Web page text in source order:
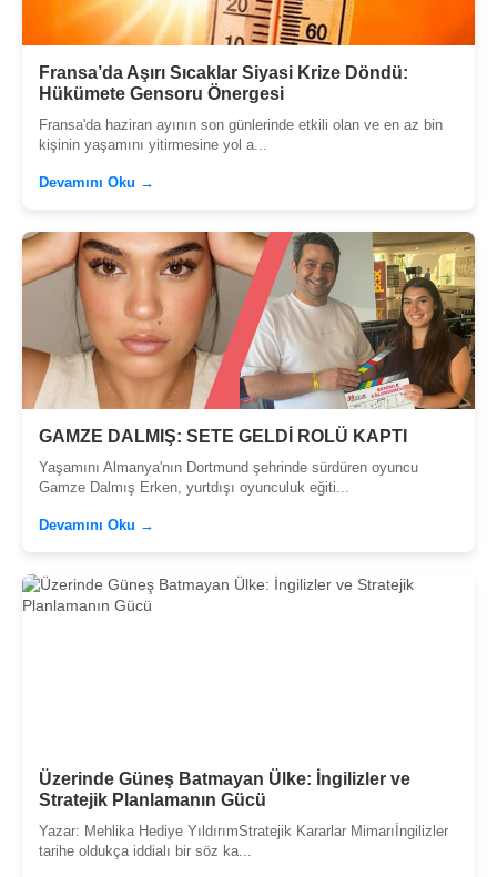
Fransa’da Aşırı Sıcaklar Siyasi Krize Döndü:
Hükümete Gensoru Önergesi
Fransa'da haziran ayının son günlerinde etkili olan ve en az bin
kişinin yaşamını yitirmesine yol a...
Devamını Oku →
GAMZE DALMIŞ: SETE GELDİ ROLÜ KAPTI
Yaşamını Almanya'nın Dortmund şehrinde sürdüren oyuncu
Gamze Dalmış Erken, yurtdışı oyunculuk eğiti...
Devamını Oku →
Üzerinde Güneş Batmayan Ülke: İngilizler ve
Stratejik Planlamanın Gücü
Yazar: Mehlika Hediye YıldırımStratejik Kararlar Mimarıİngilizler
tarihe oldukça iddialı bir söz ka...